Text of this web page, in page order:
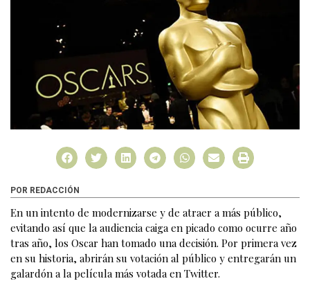
POR REDACCIÓN
En un intento de modernizarse y de atraer a más público,
evitando así que la audiencia caiga en picado como ocurre año
tras año, los Oscar han tomado una decisión. Por primera vez
en su historia, abrirán su votación al público y entregarán un
galardón a la película más votada en Twitter.